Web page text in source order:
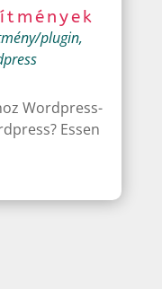
plugin,
Wordpress-
Essen